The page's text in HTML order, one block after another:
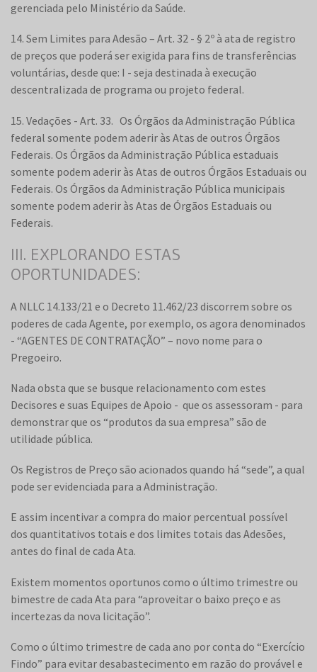
gerenciada pelo Ministério da Saúde.
14. Sem Limites para Adesão – Art. 32 - § 2º à ata de registro
de preços que poderá ser exigida para fins de transferências
voluntárias, desde que: I - seja destinada à execução
descentralizada de programa ou projeto federal.
15. Vedações - Art. 33. Os Órgãos da Administração Pública
federal somente podem aderir às Atas de outros Órgãos
Federais. Os Órgãos da Administração Pública estaduais
somente podem aderir às Atas de outros Órgãos Estaduais ou
Federais. Os Órgãos da Administração Pública municipais
somente podem aderir às Atas de Órgãos Estaduais ou
Federais.
III. EXPLORANDO ESTAS
OPORTUNIDADES:
A NLLC 14.133/21 e o Decreto 11.462/23 discorrem sobre os
poderes de cada Agente, por exemplo, os agora denominados
- “AGENTES DE CONTRATAÇÃO” – novo nome para o
Pregoeiro.
Nada obsta que se busque relacionamento com estes
Decisores e suas Equipes de Apoio - que os assessoram - para
demonstrar que os “produtos da sua empresa” são de
utilidade pública.
Os Registros de Preço são acionados quando há “sede”, a qual
pode ser evidenciada para a Administração.
E assim incentivar a compra do maior percentual possível
dos quantitativos totais e dos limites totais das Adesões,
antes do final de cada Ata.
Existem momentos oportunos como o último trimestre ou
bimestre de cada Ata para “aproveitar o baixo preço e as
incertezas da nova licitação”.
Como o último trimestre de cada ano por conta do “Exercício
Findo” para evitar desabastecimento em razão do provável e